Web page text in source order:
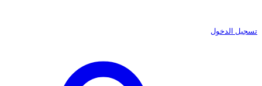
تسجيل الدخول